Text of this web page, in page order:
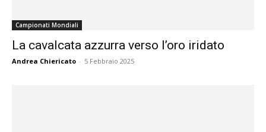
Campionati Mondiali
La cavalcata azzurra verso l’oro iridato
Andrea Chiericato - 5 Febbraio 2025